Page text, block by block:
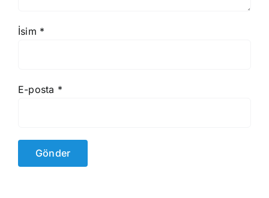
İsim *
E-posta *